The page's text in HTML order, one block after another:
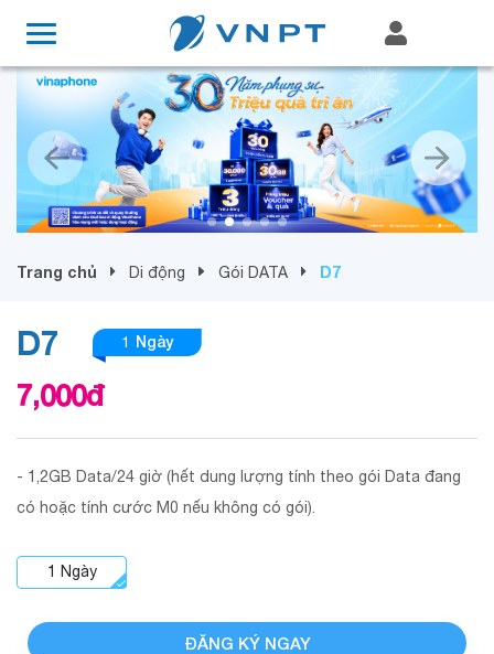
Trang chủ Di động Gói DATA D7
D7 1 Ngày
7,000đ
- 1,2GB Data/24 giờ (hết dung lượng tính theo gói Data đang
có hoặc tính cước M0 nếu không có gói).
1 Ngày
ĐĂNG KÝ NGAY